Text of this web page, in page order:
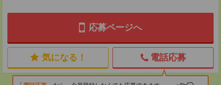
応募ページへ
気になる！ 電話応募